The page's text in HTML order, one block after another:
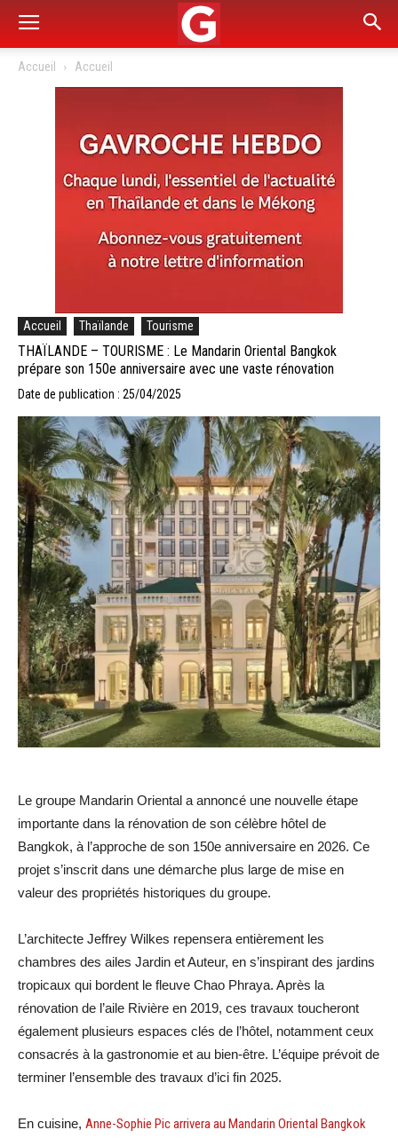
Accueil Accueil
Accueil Thaïlande Tourisme
THAÏLANDE – TOURISME : Le Mandarin Oriental Bangkok
prépare son 150e anniversaire avec une vaste rénovation
Date de publication : 25/04/2025
Le groupe Mandarin Oriental a annoncé une nouvelle étape
importante dans la rénovation de son célèbre hôtel de
Bangkok, à l’approche de son 150e anniversaire en 2026. Ce
projet s’inscrit dans une démarche plus large de mise en
valeur des propriétés historiques du groupe.
L’architecte Jeffrey Wilkes repensera entièrement les
chambres des ailes Jardin et Auteur, en s’inspirant des jardins
tropicaux qui bordent le fleuve Chao Phraya. Après la
rénovation de l’aile Rivière en 2019, ces travaux toucheront
également plusieurs espaces clés de l’hôtel, notamment ceux
consacrés à la gastronomie et au bien-être. L’équipe prévoit de
terminer l’ensemble des travaux d’ici fin 2025.
En cuisine, Anne-Sophie Pic arrivera au Mandarin Oriental Bangkok